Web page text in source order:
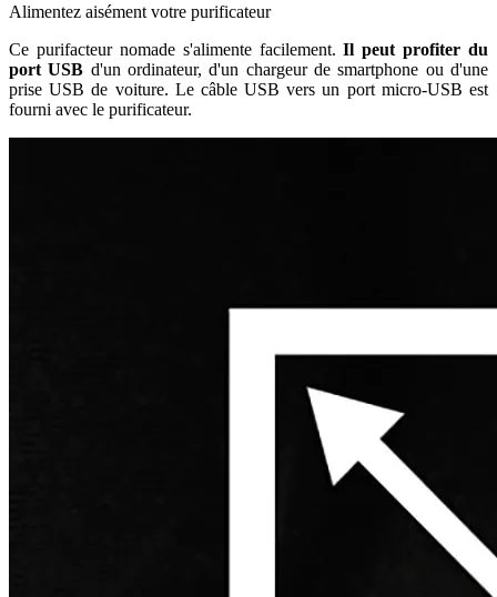
Alimentez aisément votre purificateur
Ce purifacteur nomade s'alimente facilement.Il peut profiter du
port USB d'un ordinateur, d'un chargeur de smartphone ou d'une
prise USB de voiture. Le câble USB vers un port micro-USB est
fourni avec le purificateur.